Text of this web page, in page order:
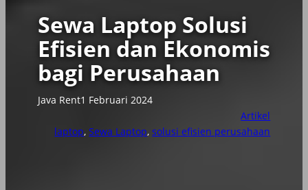
Sewa Laptop Solusi
Efisien dan Ekonomis
bagi Perusahaan
Java Rent1 Februari 2024
Artikel
laptop, Sewa Laptop, solusi efisien perusahaan